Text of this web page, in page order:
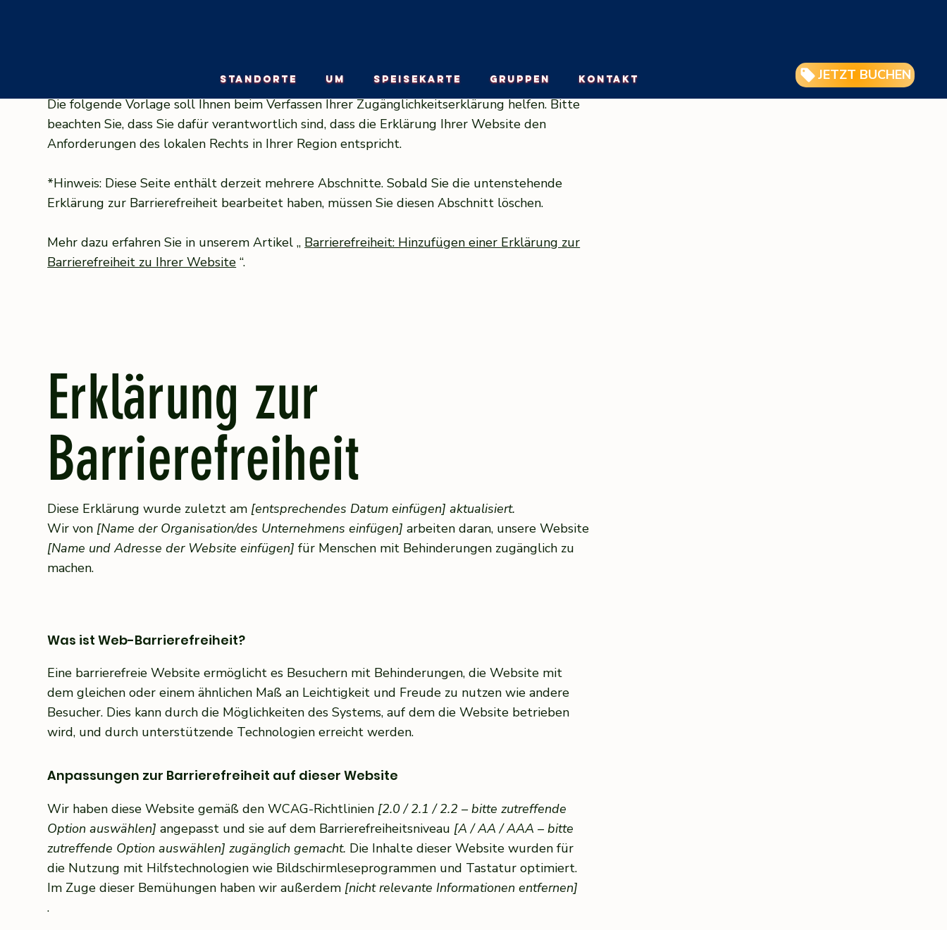
STANDORTE UM SPEISEKARTE GRUPPEN KONTAKT
JETZT BUCHEN
Die folgende Vorlage soll Ihnen beim Verfassen Ihrer Zugänglichkeitserklärung helfen. Bitte
beachten Sie, dass Sie dafür verantwortlich sind, dass die Erklärung Ihrer Website den
Anforderungen des lokalen Rechts in Ihrer Region entspricht.
*Hinweis: Diese Seite enthält derzeit mehrere Abschnitte. Sobald Sie die untenstehende
Erklärung zur Barrierefreiheit bearbeitet haben, müssen Sie diesen Abschnitt löschen.
Mehr dazu erfahren Sie in unserem Artikel „ Barrierefreiheit: Hinzufügen einer Erklärung zur
Barrierefreiheit zu Ihrer Website “.
Erklärung zur
Barrierefreiheit
Diese Erklärung wurde zuletzt am [entsprechendes Datum einfügen] aktualisiert.
Wir von [Name der Organisation/des Unternehmens einfügen] arbeiten daran, unsere Website
[Name und Adresse der Website einfügen] für Menschen mit Behinderungen zugänglich zu
machen.
Was ist Web-Barrierefreiheit?
Eine barrierefreie Website ermöglicht es Besuchern mit Behinderungen, die Website mit
dem gleichen oder einem ähnlichen Maß an Leichtigkeit und Freude zu nutzen wie andere
Besucher. Dies kann durch die Möglichkeiten des Systems, auf dem die Website betrieben
wird, und durch unterstützende Technologien erreicht werden.
Anpassungen zur Barrierefreiheit auf dieser Website
Wir haben diese Website gemäß den WCAG-Richtlinien [2.0 / 2.1 / 2.2 – bitte zutreffende
Option auswählen] angepasst und sie auf dem Barrierefreiheitsniveau [A / AA / AAA – bitte
zutreffende Option auswählen] zugänglich gemacht. Die Inhalte dieser Website wurden für
die Nutzung mit Hilfstechnologien wie Bildschirmleseprogrammen und Tastatur optimiert.
Im Zuge dieser Bemühungen haben wir außerdem [nicht relevante Informationen entfernen]
.